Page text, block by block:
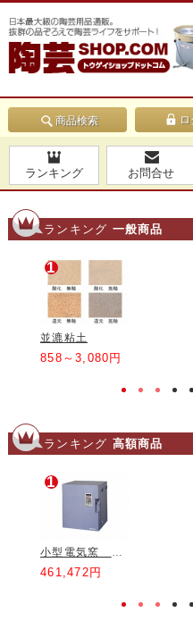
商品検索
ランキング お問合せ
ランキング 一般商品
1
並漉粘土
858～3,080円
ウコン布 1m
ランキング 高額商品
1
小型電気窯 DMT-01
461,472円